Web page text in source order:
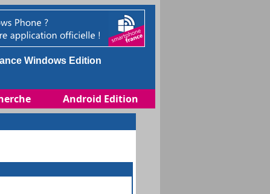
Windows Edition
Android Edition